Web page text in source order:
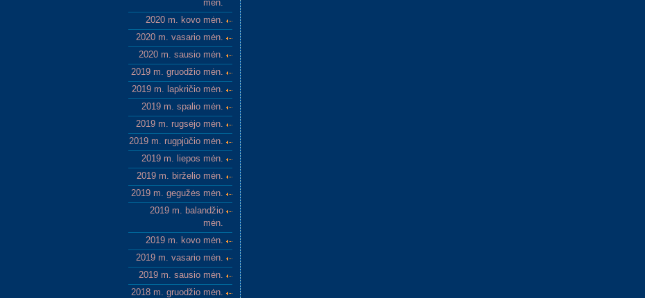
mėn.
2020 m. kovo mėn.
2020 m. vasario mėn.
2020 m. sausio mėn.
2019 m. gruodžio mėn.
2019 m. lapkričio mėn.
2019 m. spalio mėn.
2019 m. rugsėjo mėn.
2019 m. rugpjūčio mėn.
2019 m. liepos mėn.
2019 m. birželio mėn.
2019 m. gegužės mėn.
2019 m. balandžio
mėn.
2019 m. kovo mėn.
2019 m. vasario mėn.
2019 m. sausio mėn.
2018 m. gruodžio mėn.